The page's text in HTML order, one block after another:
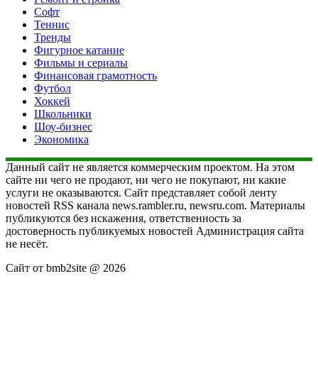
Софт
Теннис
Тренды
Фигурное катание
Фильмы и сериалы
Финансовая грамотность
Футбол
Хоккей
Школьники
Шоу-бизнес
Экономика
Данный сайт не является коммерческим проектом. На этом
сайте ни чего не продают, ни чего не покупают, ни какие
услуги не оказываются. Сайт представляет собой ленту
новостей RSS канала news.rambler.ru, newsru.com. Материалы
публикуются без искажения, ответственность за
достоверность публикуемых новостей Администрация сайта
не несёт.
Сайт от bmb2site @ 2026